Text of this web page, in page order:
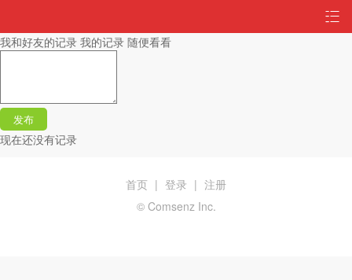
我和好友的记录 我的记录 随便看看
发布
现在还没有记录
首页 | 登录 | 注册
© Comsenz Inc.